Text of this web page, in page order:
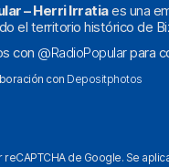
– Herri Irratiaes una
el territorio histórico de
con @RadioPopularpara
con Depositphotos
de Google. Se